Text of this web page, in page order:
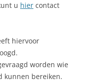
u hier contact
hiervoor
worden wie
kunnen bereiken.